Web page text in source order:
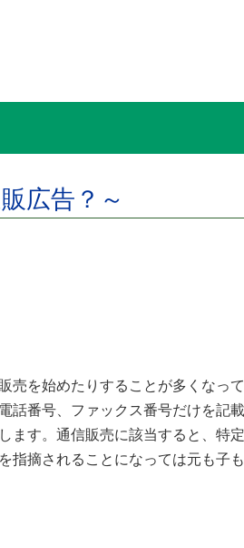
広告？～
を始めたりすることが多くなっ
番号、ファックス番号だけを記
す。通信販売に該当すると、特
摘されることになっては元も子も